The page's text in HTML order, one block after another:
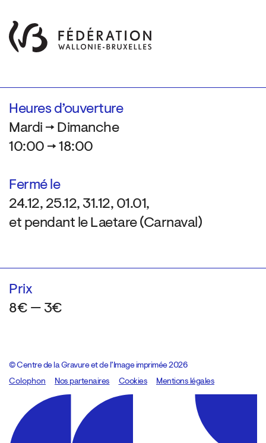
Heures d’ouverture
Mardi → Dimanche
10:00 → 18:00
Fermé le
24.12, 25.12, 31.12, 01.01,
et pendant le Laetare (Carnaval)
Prix
8€ — 3€
© Centre de la Gravure et de l’Image imprimée 2026
Colophon
Design:Marcel Kaczmarek, code:8080.studio
Nos partenaires Cookies Mentions légales